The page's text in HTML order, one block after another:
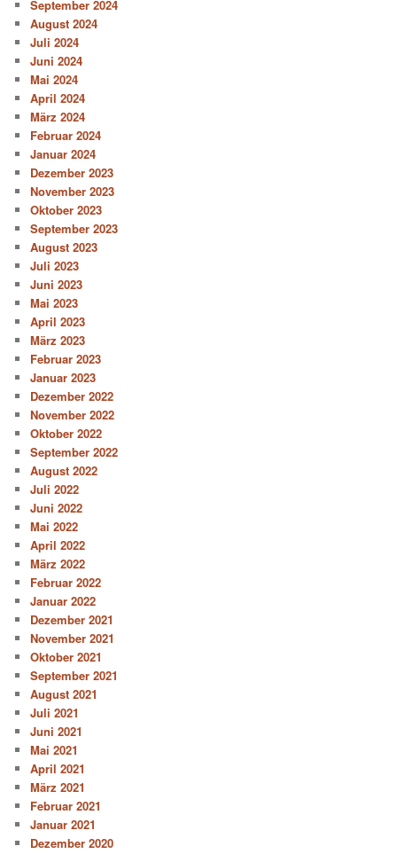
September 2024
August 2024
Juli 2024
Juni 2024
Mai 2024
April 2024
März 2024
Februar 2024
Januar 2024
Dezember 2023
November 2023
Oktober 2023
September 2023
August 2023
Juli 2023
Juni 2023
Mai 2023
April 2023
März 2023
Februar 2023
Januar 2023
Dezember 2022
November 2022
Oktober 2022
September 2022
August 2022
Juli 2022
Juni 2022
Mai 2022
April 2022
März 2022
Februar 2022
Januar 2022
Dezember 2021
November 2021
Oktober 2021
September 2021
August 2021
Juli 2021
Juni 2021
Mai 2021
April 2021
März 2021
Februar 2021
Januar 2021
Dezember 2020